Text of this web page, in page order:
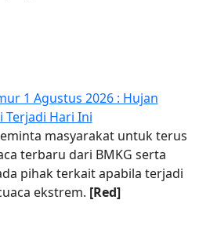
1 Agustus 2026 : Hujan
Terjadi Hari Ini
masyarakat untuk terus
terbaru dari BMKG serta
pihak terkait apabila terjadi
ekstrem. [Red]